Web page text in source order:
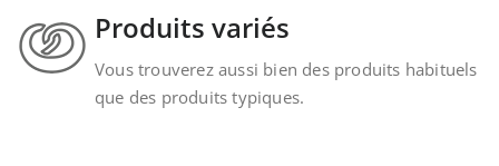
Produits variés
Vous trouverez aussi bien des produits habituels
que des produits typiques.